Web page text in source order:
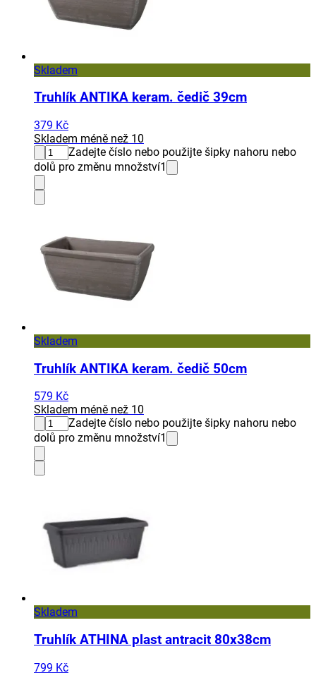
Skladem
Truhlík ANTIKA keram. čedič 39cm
379 Kč
Skladem méně než 10
Zadejte číslo nebo použijte šipky nahoru nebo
dolů pro změnu množství1
Skladem
Truhlík ANTIKA keram. čedič 50cm
579 Kč
Skladem méně než 10
Zadejte číslo nebo použijte šipky nahoru nebo
dolů pro změnu množství1
Skladem
Truhlík ATHINA plast antracit 80x38cm
799 Kč